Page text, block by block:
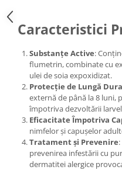
Caracteristici
Substanțe Active:
flumetrin, combinate cu
ulei de soia expoxidizat.
Protecție de Lungă
externă de până la 8
împotriva dezvoltării
Eficacitate Împotriva
nimfelor și capușelor
Tratament și Prevenire
prevenirea infestării cu
dermatitei alergice